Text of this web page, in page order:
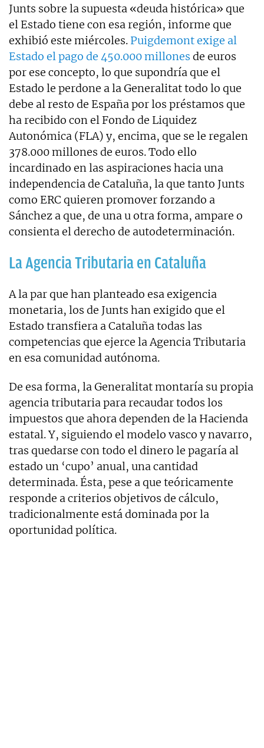
Junts sobre la supuesta «deuda histórica» que
el Estado tiene con esa región, informe que
exhibió este miércoles. Puigdemont exige al
Estado el pago de 450.000 millones de euros
por ese concepto, lo que supondría que el
Estado le perdone a la Generalitat todo lo que
debe al resto de España por los préstamos que
ha recibido con el Fondo de Liquidez
Autonómica (FLA) y, encima, que se le regalen
378.000 millones de euros. Todo ello
incardinado en las aspiraciones hacia una
independencia de Cataluña, la que tanto Junts
como ERC quieren promover forzando a
Sánchez a que, de una u otra forma, ampare o
consienta el derecho de autodeterminación.
La Agencia Tributaria en Cataluña
A la par que han planteado esa exigencia
monetaria, los de Junts han exigido que el
Estado transfiera a Cataluña todas las
competencias que ejerce la Agencia Tributaria
en esa comunidad autónoma.
De esa forma, la Generalitat montaría su propia
agencia tributaria para recaudar todos los
impuestos que ahora dependen de la Hacienda
estatal. Y, siguiendo el modelo vasco y navarro,
tras quedarse con todo el dinero le pagaría al
estado un ‘cupo’ anual, una cantidad
determinada. Ésta, pese a que teóricamente
responde a criterios objetivos de cálculo,
tradicionalmente está dominada por la
oportunidad política.